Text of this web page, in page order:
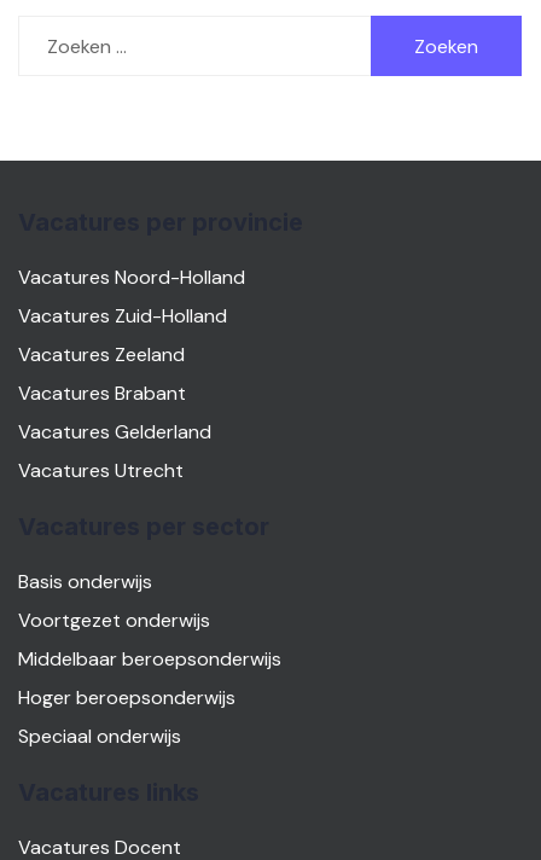
naar:
Vacatures Noord-Holland
Vacatures Zuid-Holland
Vacatures Zeeland
Vacatures Brabant
Vacatures Gelderland
Vacatures Utrecht
Basis onderwijs
Voortgezet onderwijs
Middelbaar beroepsonderwijs
Hoger beroepsonderwijs
Speciaal onderwijs
Vacatures Docent